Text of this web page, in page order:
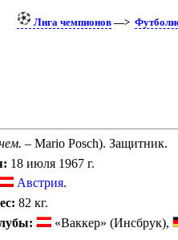
Лига чемпионов—>
– Mario Posch). Защитник.
18 июля 1967 г.
Австрия.
82 кг.
«Ваккер» (Инсбрук),